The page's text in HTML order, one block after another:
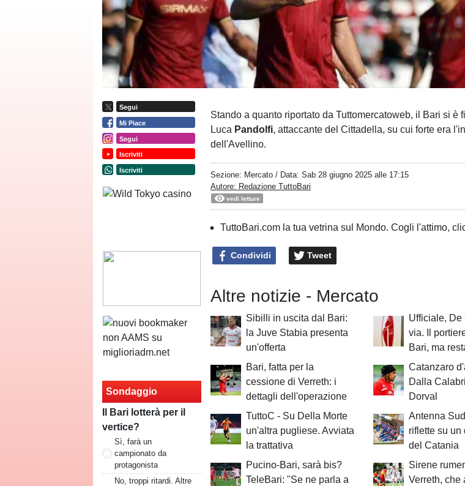
Segui
Mi Piace
Segui
Iscriviti
Iscriviti
Sondaggio
Il Bari lotterà per il
vertice?
Sì, farà un
campionato da
protagonista
No, troppi ritardi. Altre
Stando a quanto riportato da Tuttomercatoweb, il Bari si è
Luca Pandolfi, attaccante del Cittadella, su cui forte era
dell'Avellino.
Sezione: Mercato / Data:Sab 28 giugno 2025 alle 17:15
Autore: Redazione TuttoBari
vedi letture
TuttoBari.com la tua vetrina sul Mondo. Cogli l'attimo,
Condividi Tweet
Altre notizie - Mercato
Sibilli in uscita dal Bari:
la Juve Stabia presenta
un'offerta
Ufficiale, De
via. Il
Bari, ma
Bari, fatta per la
cessione di Verreth: i
dettagli dell'operazione
Catanzaro
Dalla
Dorval
TuttoC - Su Della Morte
un'altra pugliese. Avviata
la trattativa
Antenna
riflette su un
del Catania
Pucino-Bari, sarà bis?
TeleBari: "Se ne parla a
Sirene
Verreth, che